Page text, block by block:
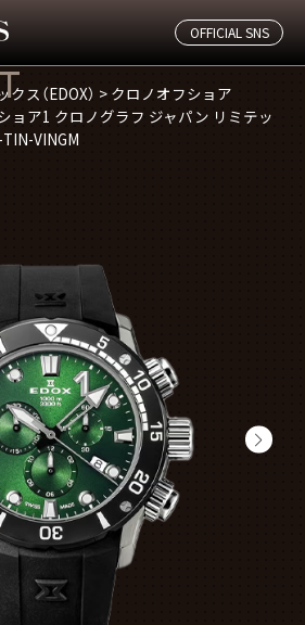
OFFICIAL SNS
クス（EDOX） > クロノオフショア
ョア1 クロノグラフ ジャパン リミテッ
VINGM